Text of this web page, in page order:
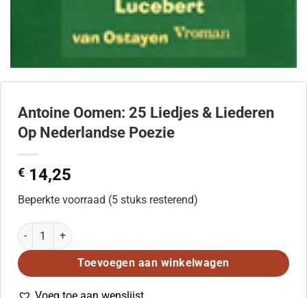
Antoine Oomen: 25 Liedjes & Liederen
Op Nederlandse Poezie
€ 14,25
Beperkte voorraad (5 stuks resterend)
Antoine Oomen: 25 Liedjes & Liederen Op Nederlandse Poezie
Toevoegen aan winkelwagen